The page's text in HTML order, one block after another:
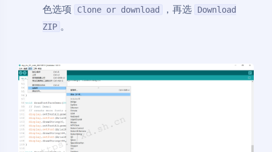
色选项
Clone or download ，再选
Download
ZIP 。